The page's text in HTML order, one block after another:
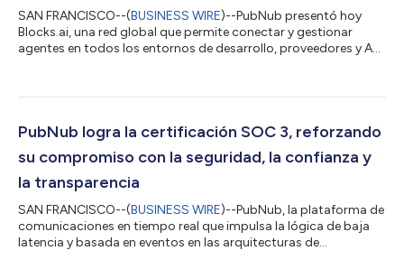
SAN FRANCISCO--(BUSINESS WIRE)--PubNub presentó hoy
Blocks.ai, una red global que permite conectar y gestionar
agentes en todos los entornos de desarrollo, proveedores y API
donde estén alojados. Blocks Network admite todos los casos
entrantes, configurar túneles, cambiar DNS ni modificar reglas
de firewall. Durante má...
PubNub logra la certificación SOC 3, reforzando
su compromiso con la seguridad, la confianza y
la transparencia
SAN FRANCISCO--(BUSINESS WIRE)--PubNub, la plataforma de
comunicaciones en tiempo real que impulsa la lógica de baja
latencia y basada en eventos en las arquitecturas de